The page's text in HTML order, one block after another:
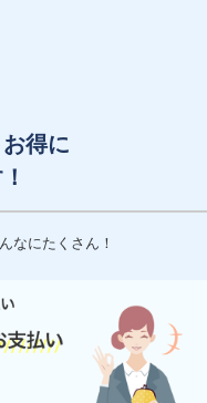
得に
なにたくさん！